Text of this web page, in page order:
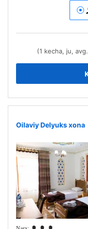
(1 kecha, ju,
Oilaviy Delyuks xona